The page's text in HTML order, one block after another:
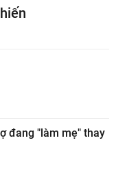
đang "làm mẹ" thay